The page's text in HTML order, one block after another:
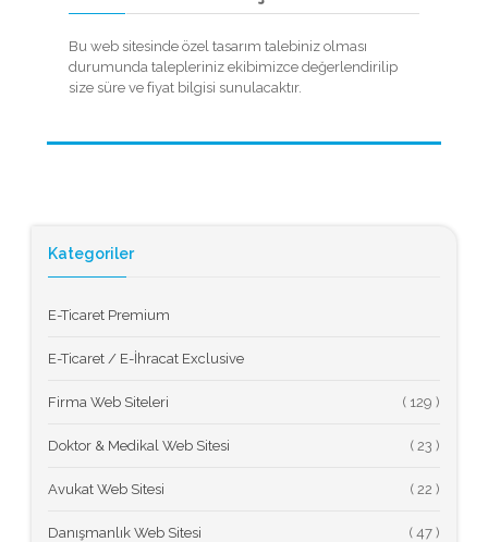
Bu web sitesinde özel tasarım talebiniz olması
durumunda talepleriniz ekibimizce değerlendirilip
size süre ve fiyat bilgisi sunulacaktır.
Kategoriler
E-Ticaret Premium
E-Ticaret / E-İhracat Exclusive
Firma Web Siteleri (
Doktor & Medikal Web Sitesi (
Avukat Web Sitesi (
Danışmanlık Web Sitesi (